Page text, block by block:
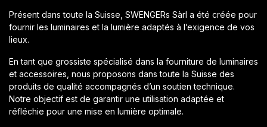
Présent dans toute la Suisse, SWENGERs Sàrl a été créée pour
fournir les luminaires et la lumière adaptés à l’exigence de vos
lieux.
En tant que grossiste spécialisé dans la fourniture de luminaires
et accessoires, nous proposons dans toute la Suisse des
produits de qualité accompagnés d’un soutien technique.
Notre objectif est de garantir une utilisation adaptée et
réfléchie pour une mise en lumière optimale.